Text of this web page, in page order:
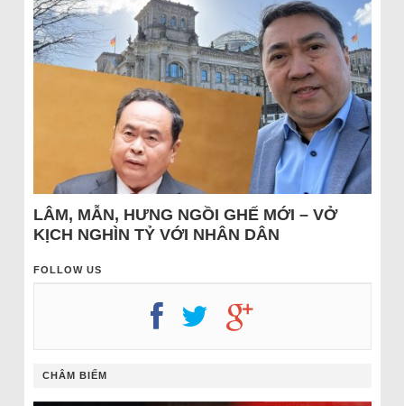
LÂM, MẪN, HƯNG NGỒI GHẾ MỚI – VỞ
KỊCH NGHÌN TỶ VỚI NHÂN DÂN
FOLLOW US
CHÂM BIẾM